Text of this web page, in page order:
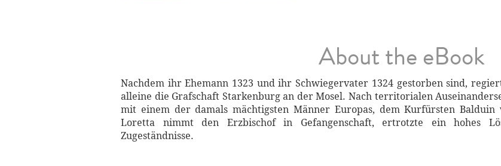
About the eBook
Nachdem ihr Ehemann 1323 und ihr Schwiegervater 1324 gestorben sind,
alleine die Grafschaft Starkenburg an der Mosel. Nach territorialen
mit einem der damals mächtigsten Männer Europas, dem Kurfürsten
Loretta nimmt den Erzbischof in Gefangenschaft, ertrotzte ein hohes
Zugeständnisse.